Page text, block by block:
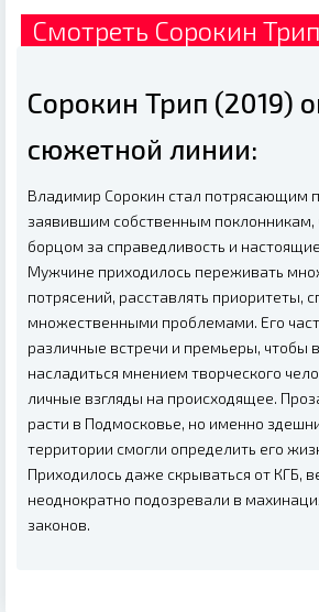
Смотреть Сорокин
Сорокин Трип (2019)
сюжетной линии:
Владимир Сорокин стал потрясающим
заявившим собственным поклонникам,
борцом за справедливость и
Мужчине приходилось переживать
потрясений, расставлять приоритеты,
множественными проблемами. Его
различные встречи и премьеры, чтобы
насладиться мнением творческого
личные взгляды на происходящее.
расти в Подмосковье, но именно
территории смогли определить его
Приходилось даже скрываться от КГБ,
неоднократно подозревали в
законов.